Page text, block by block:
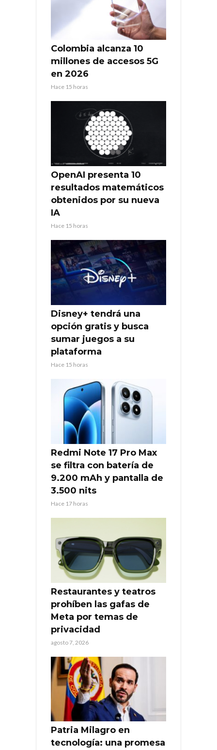
Colombia alcanza 10
millones de accesos 5G
en 2026
Hace 15 horas
OpenAI presenta 10
resultados matemáticos
obtenidos por su nueva
IA
Hace 15 horas
Disney+ tendrá una
opción gratis y busca
sumar juegos a su
plataforma
Hace 15 horas
Redmi Note 17 Pro Max
se filtra con batería de
9.200 mAh y pantalla de
3.500 nits
Hace 17 horas
Restaurantes y teatros
prohíben las gafas de
Meta por temas de
privacidad
agosto 7, 2026
Patria Milagro en
tecnología: una promesa